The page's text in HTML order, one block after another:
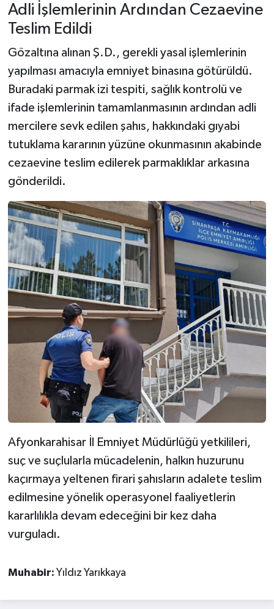
Adli İşlemlerinin Ardından Cezaevine
Teslim Edildi
Gözaltına alınan Ş.D., gerekli yasal işlemlerinin
yapılması amacıyla emniyet binasına götürüldü.
Buradaki parmak izi tespiti, sağlık kontrolü ve
ifade işlemlerinin tamamlanmasının ardından adli
mercilere sevk edilen şahıs, hakkındaki gıyabi
tutuklama kararının yüzüne okunmasının akabinde
cezaevine teslim edilerek parmaklıklar arkasına
gönderildi.
Afyonkarahisar İl Emniyet Müdürlüğü yetkilileri,
suç ve suçlularla mücadelenin, halkın huzurunu
kaçırmaya yeltenen firari şahısların adalete teslim
edilmesine yönelik operasyonel faaliyetlerin
kararlılıkla devam edeceğini bir kez daha
vurguladı.
Muhabir: Yıldız Yarıkkaya